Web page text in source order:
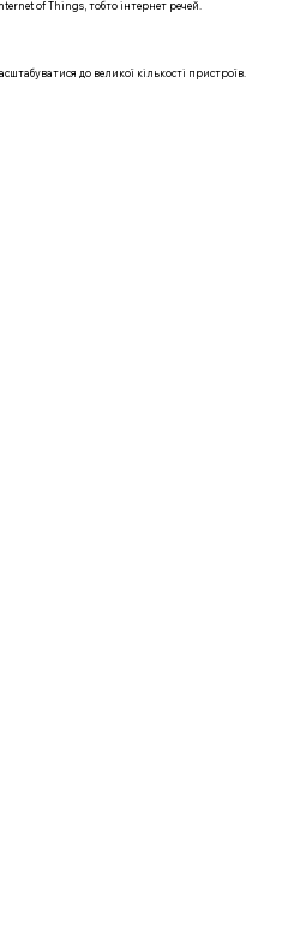
of Things, тобто інтернет речей.
до великої кількості пристроїв.